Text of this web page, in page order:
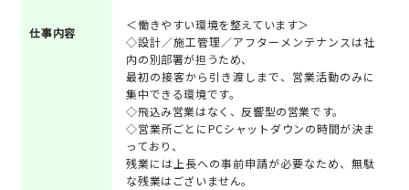
仕事内容
＜働きやすい環境を整えています＞
◇設計／施工管理／アフターメンテナンスは社
内の別部署が担うため、
最初の接客から引き渡しまで、営業活動のみに
集中できる環境です。
◇飛込み営業はなく、反響型の営業です。
◇営業所ごとにPCシャットダウンの時間が決ま
っており、
残業には上長への事前申請が必要なため、無駄
な残業はございません。